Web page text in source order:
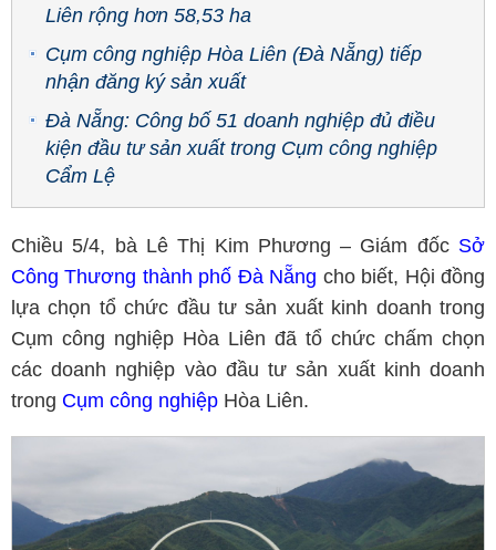
Liên rộng hơn 58,53 ha
Cụm công nghiệp Hòa Liên (Đà Nẵng) tiếp
nhận đăng ký sản xuất
Đà Nẵng: Công bố 51 doanh nghiệp đủ điều
kiện đầu tư sản xuất trong Cụm công nghiệp
Cẩm Lệ
Chiều 5/4, bà Lê Thị Kim Phương – Giám đốc Sở
Công Thương thành phố Đà Nẵng cho biết, Hội đồng
lựa chọn tổ chức đầu tư sản xuất kinh doanh trong
Cụm công nghiệp Hòa Liên đã tổ chức chấm chọn
các doanh nghiệp vào đầu tư sản xuất kinh doanh
trong Cụm công nghiệp Hòa Liên.